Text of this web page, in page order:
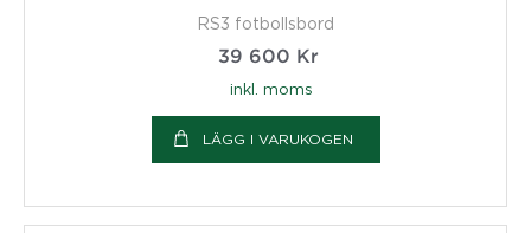
RS3 fotbollsbord
39 600 Kr
inkl. moms
LÄGG I VARUKOGEN